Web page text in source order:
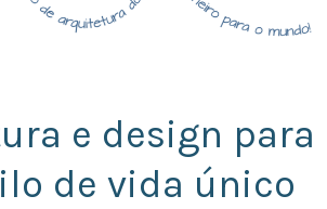
e design para
de vida único